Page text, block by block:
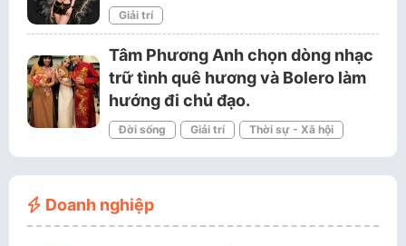
Giải trí
Tâm Phương Anh chọn dòng nhạc
trữ tình quê hương và Bolero làm
hướng đi chủ đạo.
Đời sống Giải trí Thời sự - Xã hội
Doanh nghiệp